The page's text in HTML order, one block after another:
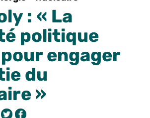
: « La
politique
engager
du
»